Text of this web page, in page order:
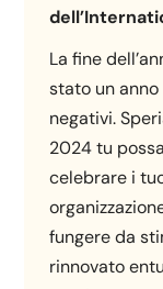
La fine
stato un
negativi.
2024 tu
celebrare i
fungere da
rinnovato